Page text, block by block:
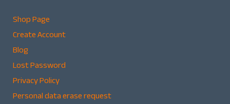
Shop Page
Create Account
Blog
Lost Password
Privacy Policy
Personal data erase request